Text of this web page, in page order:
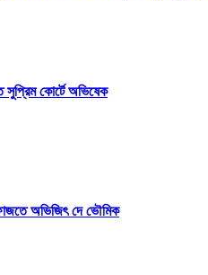
সুপ্রিম কোর্টে অভিষেক
অভিজিৎ দে ভৌমিক